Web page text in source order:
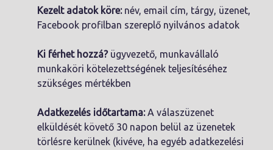
Kezelt adatok köre: név, email cím, tárgy, üzenet,
Facebook profilban szereplő nyilvános adatok
Ki férhet hozzá? ügyvezető, munkavállaló
munkaköri kötelezettségének teljesítéséhez
szükséges mértékben
Adatkezelés időtartama:A válaszüzenet
elküldését követő 30 napon belül az üzenetek
törlésre kerülnek (kivéve, ha egyéb adatkezelési